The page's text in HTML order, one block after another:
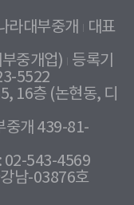
라대부중개
대표
중개업) 등록기
5522
16층 (논현동, 디
중개 439-81-
02-543-4569
남-03876호